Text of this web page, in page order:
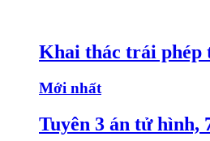
Khai thác trái phép
Mới nhất
Tuyên 3 án tử hình,